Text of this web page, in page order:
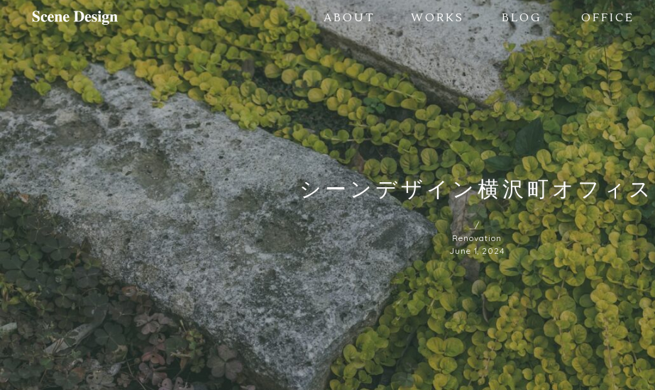
ABOUT WORKS BLOG OFFICE
シーンデザイン横沢町オフィス
/
Renovation
June 1, 2024